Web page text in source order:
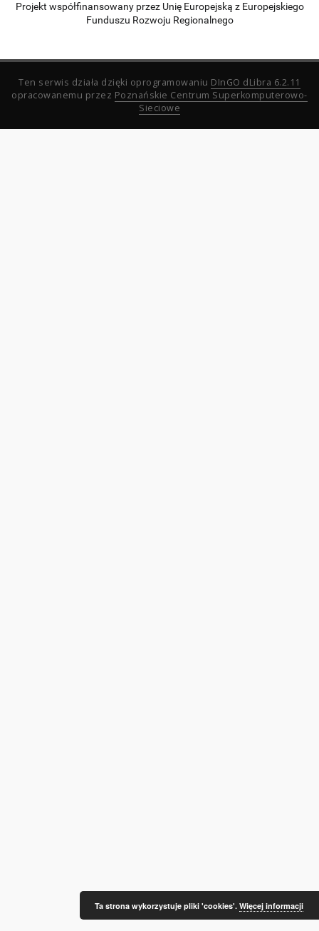
Projekt współfinansowany przez Unię Europejską z Europejskiego
Funduszu Rozwoju Regionalnego
Ten serwis działa dzięki oprogramowaniu DInGO dLibra 6.2.11
opracowanemu przez Poznańskie Centrum Superkomputerowo-
Sieciowe
Ta strona wykorzystuje pliki 'cookies'. Więcej informacji